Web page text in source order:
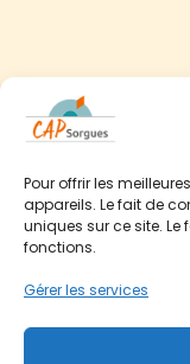
Pour offrir les
appareils. Le fait de
uniques sur ce site.
fonctions.
Gérer les services